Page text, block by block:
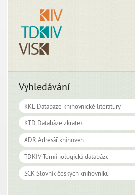
Vyhledávání